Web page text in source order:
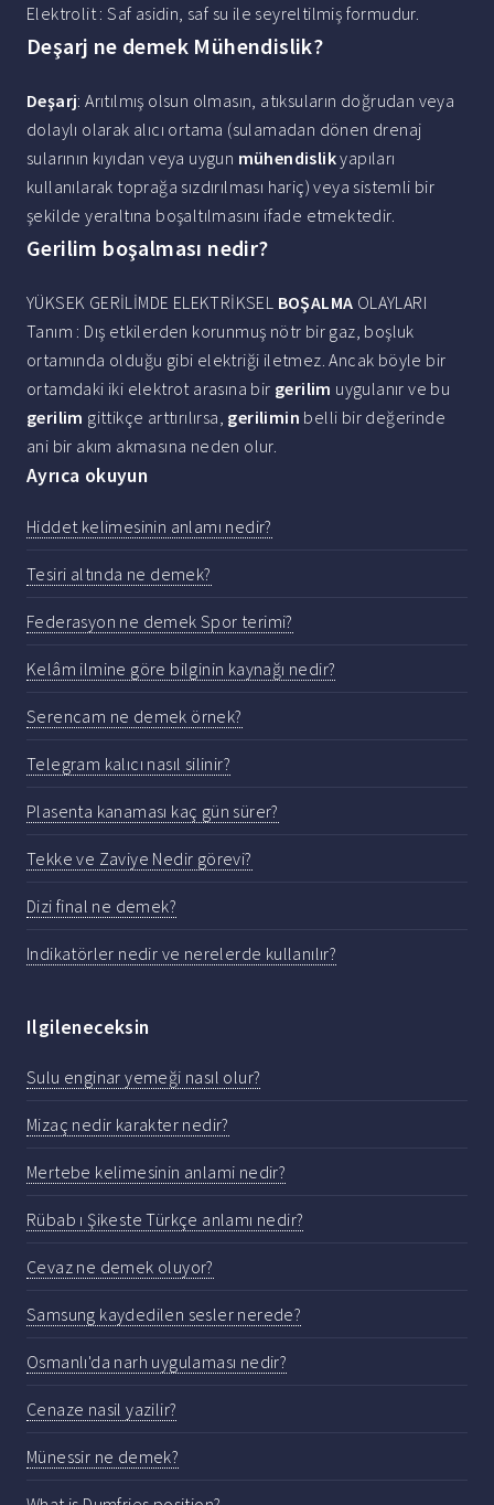
Elektrolit : Saf asidin, saf su ile seyreltilmiş formudur.
Deşarj ne demek Mühendislik?
Deşarj: Arıtılmış olsun olmasın, atıksuların doğrudan veya
dolaylı olarak alıcı ortama (sulamadan dönen drenaj
sularının kıyıdan veya uygun mühendislikyapıları
kullanılarak toprağa sızdırılması hariç) veya sistemli bir
şekilde yeraltına boşaltılmasını ifade etmektedir.
Gerilim boşalması nedir?
YÜKSEK GERİLİMDE ELEKTRİKSEL BOŞALMA OLAYLARI
Tanım : Dış etkilerden korunmuş nötr bir gaz, boşluk
ortamında olduğu gibi elektriği iletmez. Ancak böyle bir
ortamdaki iki elektrot arasına bir gerilim uygulanır ve bu
gerilim gittikçe arttırılırsa, gerilimin belli bir değerinde
ani bir akım akmasına neden olur.
Ayrıca okuyun
Hiddet kelimesinin anlamı nedir?
Tesiri altında ne demek?
Federasyon ne demek Spor terimi?
Kelâm ilmine göre bilginin kaynağı nedir?
Serencam ne demek örnek?
Telegram kalıcı nasıl silinir?
Plasenta kanaması kaç gün sürer?
Tekke ve Zaviye Nedir görevi?
Dizi final ne demek?
Indikatörler nedir ve nerelerde kullanılır?
Ilgileneceksin
Sulu enginar yemeği nasıl olur?
Mizaç nedir karakter nedir?
Mertebe kelimesinin anlami nedir?
Rübab ı Şikeste Türkçe anlamı nedir?
Cevaz ne demek oluyor?
Samsung kaydedilen sesler nerede?
Osmanlı'da narh uygulaması nedir?
Cenaze nasil yazilir?
Münessir ne demek?